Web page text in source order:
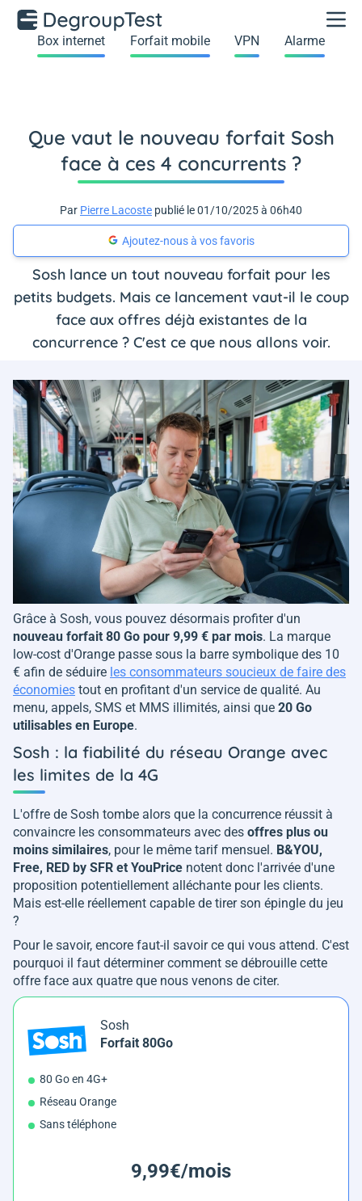
Box internet Forfait mobile VPN Alarme
Que vaut le nouveau forfait Sosh
face à ces 4 concurrents ?
Par Pierre Lacoste publié le 01/10/2025 à 06h40
Ajoutez-nous à vos favoris
Sosh lance un tout nouveau forfait pour les
petits budgets. Mais ce lancement vaut-il le coup
face aux offres déjà existantes de la
concurrence ? C'est ce que nous allons voir.
Grâce à Sosh, vous pouvez désormais profiter d'un
nouveau forfait 80 Go pour 9,99 € par mois. La marque
low-cost d'Orange passe sous la barre symbolique des 10
€ afin de séduire les consommateurs soucieux de faire des
économies tout en profitant d'un service de qualité. Au
menu, appels, SMS et MMS illimités, ainsi que 20 Go
utilisables en Europe.
Sosh : la fiabilité du réseau Orange avec
les limites de la 4G
L'offre de Sosh tombe alors que la concurrence réussit à
convaincre les consommateurs avec des offres plus ou
moins similaires, pour le même tarif mensuel. B&YOU,
Free, RED by SFR et YouPrice notent donc l'arrivée d'une
proposition potentiellement alléchante pour les clients.
Mais est-elle réellement capable de tirer son épingle du jeu
?
Pour le savoir, encore faut-il savoir ce qui vous attend. C'est
pourquoi il faut déterminer comment se débrouille cette
offre face aux quatre que nous venons de citer.
Sosh
Forfait 80Go
80 Go en 4G+
Réseau Orange
Sans téléphone
9,99€/mois